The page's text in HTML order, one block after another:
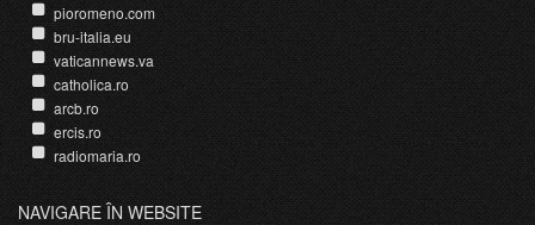
pioromeno.com
bru-italia.eu
vaticannews.va
catholica.ro
arcb.ro
ercis.ro
radiomaria.ro
NAVIGARE ÎN WEBSITE